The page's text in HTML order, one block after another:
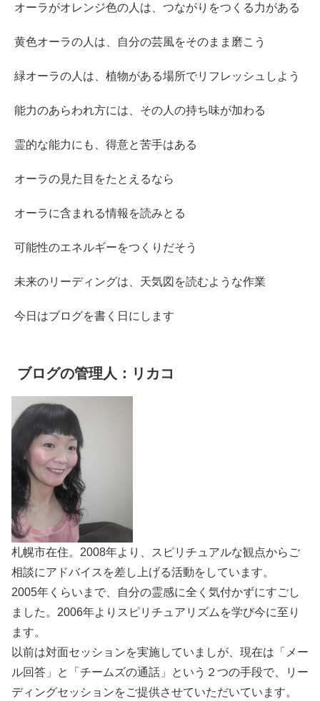
オーラがオレンジ色の人は、つながりをつくる力がある
黄色オーラの人は、自分の芸風をそのまま磨こう
緑オーラの人は、植物がある場所でリフレッシュしよう
能力のあらわれ方には、その人の持ち味が加わる
霊的な能力にも、得意と苦手はある
オーラの見た目をたとえるなら
オーラに含まれる情報を読みとる
可能性のエネルギーをつくりだそう
未来のリーディングは、天気図を読むような作業
今日はブログを書く日にします
ブログの管理人：リカコ
札幌市在住。2008年より、スピリチュアルな観点からご
相談にアドバイスを差し上げる活動をしています。
2005年くらいまで、自分の霊感に全く気付かずにすごし
ました。2006年よりスピリチュアリズムを学び今に至り
ます。
以前は対面セッションを実施していましが、現在は「メー
ル回答」と「チームズの通話」という２つの手段で、リー
ディングセッションをご提供させていただいています。